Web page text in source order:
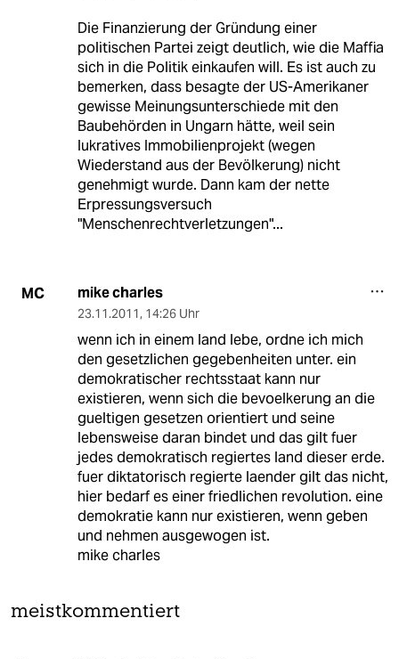
Die Finanzierung der Gründung einer
politischen Partei zeigt deutlich, wie die Maffia
sich in die Politik einkaufen will. Es ist auch zu
bemerken, dass besagte der US-Amerikaner
gewisse Meinungsunterschiede mit den
Baubehörden in Ungarn hätte, weil sein
lukratives Immobilienprojekt (wegen
Wiederstand aus der Bevölkerung) nicht
genehmigt wurde. Dann kam der nette
Erpressungsversuch
"Menschenrechtverletzungen"...
MC mike charles
23.11.2011, 14:26 Uhr
wenn ich in einem land lebe, ordne ich mich
den gesetzlichen gegebenheiten unter. ein
demokratischer rechtsstaat kann nur
existieren, wenn sich die bevoelkerung an die
gueltigen gesetzen orientiert und seine
lebensweise daran bindet und das gilt fuer
jedes demokratisch regiertes land dieser erde.
fuer diktatorisch regierte laender gilt das nicht,
hier bedarf es einer friedlichen revolution. eine
demokratie kann nur existieren, wenn geben
und nehmen ausgewogen ist.
mike charles
meistkommentiert